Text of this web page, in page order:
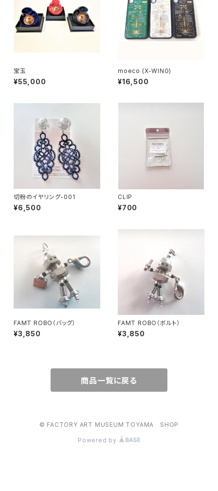
宝玉
¥55,000
moeco (X-WING)
¥16,500
切粉のイヤリング-001
¥6,500
CLIP
¥700
FAMT ROBO（バッグ）
¥3,850
FAMT ROBO（ボルト）
¥3,850
商品一覧に戻る
© FACTORY ART MUSEUM TOYAMA SHOP
Powered by